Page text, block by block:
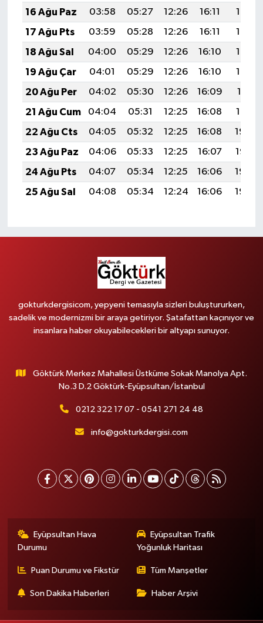
16 Ağu Paz
03:58 05:27 12:26 16:11
19:16
17 Ağu Pts
03:59 05:28 12:26 16:11
19:15
18 Ağu Sal
04:00 05:29 12:26 16:10
19:13
19 Ağu Çar
04:01 05:29 12:26 16:10
19:12
20 Ağu Per
04:02 05:30 12:26 16:09
19:11
21 Ağu Cum
04:04 05:31 12:25 16:08
19:10
22 Ağu Cts
04:05 05:32 12:25 16:08
19:08
23 Ağu Paz
04:06 05:33 12:25 16:07
19:07
24 Ağu Pts
04:07 05:34 12:25 16:06
19:06
25 Ağu Sal
04:08 05:34 12:24 16:06 19:04
gokturkdergisicom, yepyeni temasıyla sizleri buluştururken,
sadelik ve modernizmi bir araya getiriyor. Şatafattan kaçınıyor ve
insanlara haber okuyabilecekleri bir altyapı sunuyor.
Göktürk Merkez Mahallesi Üstküme Sokak Manolya Apt.
No.3 D.2 Göktürk-Eyüpsultan/İstanbul
0212 322 17 07 - 0541 271 24 48
info@gokturkdergisi.com
Eyüpsultan Hava
Durumu
Eyüpsultan Trafik
Yoğunluk Haritası
Puan Durumu ve Fikstür Tüm Manşetler
Son Dakika Haberleri Haber Arşivi